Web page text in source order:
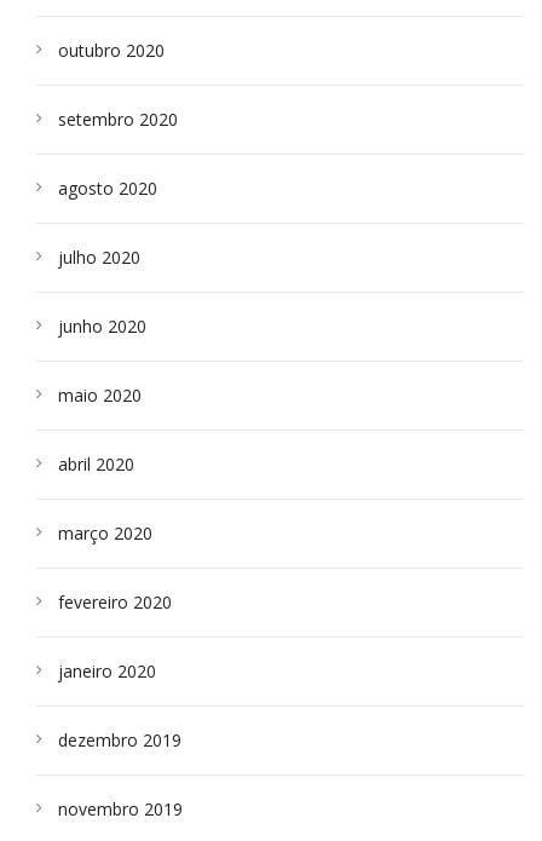
outubro 2020
setembro 2020
agosto 2020
julho 2020
junho 2020
maio 2020
abril 2020
março 2020
fevereiro 2020
janeiro 2020
dezembro 2019
novembro 2019